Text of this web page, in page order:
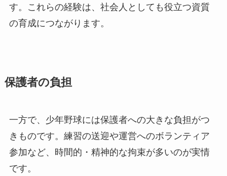
す。これらの経験は、社会人としても役立つ資質
の育成につながります。
保護者の負担
一方で、少年野球には保護者への大きな負担がつ
きものです。練習の送迎や運営へのボランティア
参加など、時間的・精神的な拘束が多いのが実情
です。